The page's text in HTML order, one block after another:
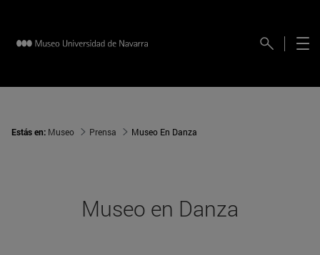
Estás en: Museo Prensa Museo En Danza
Museo en Danza